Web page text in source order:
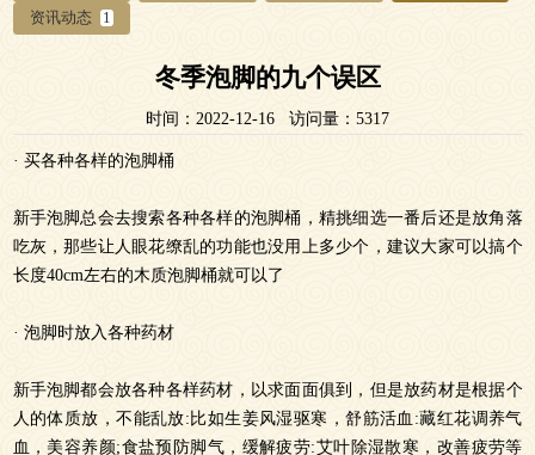
资讯动态
1
冬季泡脚的九个误区
时间：2022-12-16 访问量：5317
· 买各种各样的泡脚桶
新手泡脚总会去搜索各种各样的泡脚桶，精挑细选一番后还是放角落
吃灰，那些让人眼花缭乱的功能也没用上多少个，建议大家可以搞个
长度40cm左右的木质泡脚桶就可以了
· 泡脚时放入各种药材
新手泡脚都会放各种各样药材，以求面面俱到，但是放药材是根据个
人的体质放，不能乱放:比如生姜风湿驱寒，舒筋活血:藏红花调养气
血，美容养颜;食盐预防脚气，缓解疲劳:艾叶除湿散寒，改善疲劳等